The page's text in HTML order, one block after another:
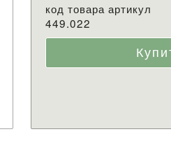
код товара артикул
449.022